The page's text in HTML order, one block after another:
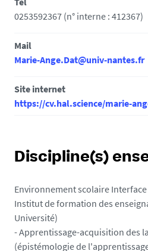
0253592367 (n° interne : 412367)
Mail
Marie-Ange.Dat@univ-nantes.fr
Site internet
https://cv.hal.science/marie-
Discipline(s)
Environnement scolaire
Institut de formation des
Université)
- Apprentissage-acquisition des
(épistémologie de